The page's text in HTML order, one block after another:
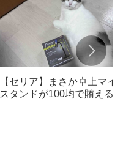
【セリア】まさか卓上マイ
スタンドが100均で賄えるな